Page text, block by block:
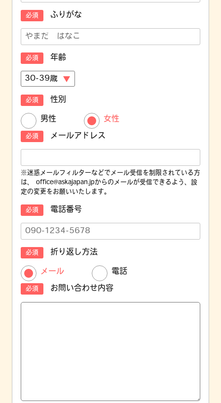
必須 ふりがな
必須 年齢
必須 性別
男性 女性
必須 メールアドレス
※迷惑メールフィルターなどでメール受信を制限されている方
は、 office@askajapan.jpからのメールが受信できるよう、設
定の変更をお願いいたします。
必須 電話番号
必須 折り返し方法
メール 電話
必須 お問い合わせ内容